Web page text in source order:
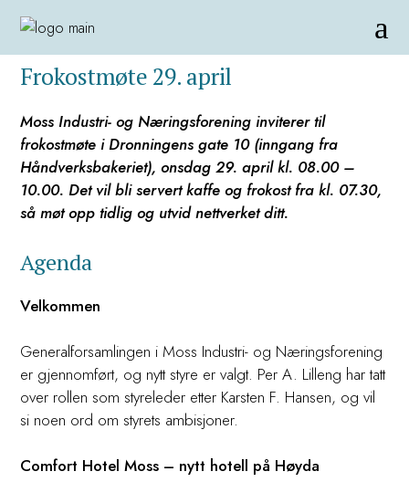
Frokostmøte 29. april
Moss Industri- og Næringsforening inviterer til
frokostmøte i Dronningens gate 10 (inngang fra
Håndverksbakeriet), onsdag 29. april kl. 08.00 –
10.00. Det vil bli servert kaffe og frokost fra kl. 07.30,
så møt opp tidlig og utvid nettverket ditt.
Agenda
Velkommen
Generalforsamlingen i Moss Industri- og Næringsforening
er gjennomført, og nytt styre er valgt. Per A. Lilleng har tatt
over rollen som styreleder etter Karsten F. Hansen, og vil
si noen ord om styrets ambisjoner.
Comfort Hotel Moss – nytt hotell på Høyda